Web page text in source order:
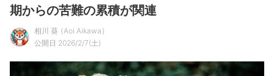
期からの苦難の累積が関連
相川 葵 Aoi Aikawa
公開日 2026/2/7(土)